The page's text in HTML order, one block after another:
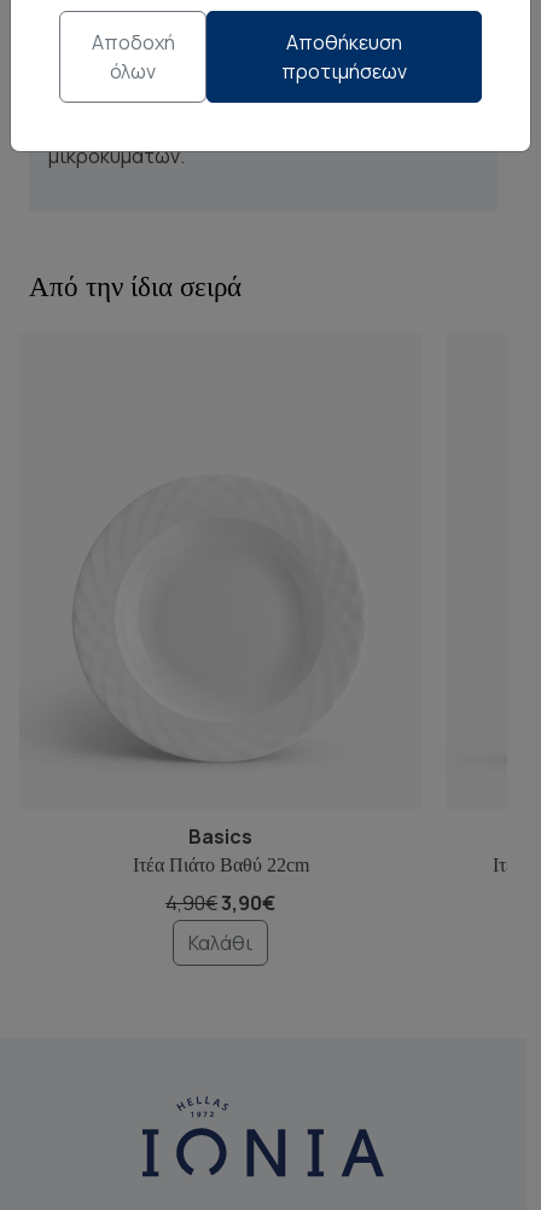
20 τεμαχιών.
Το σερβίτσιο Ιτέα είναι κατάλληλο για το
μικροκυμάτων.
Από την ίδια σειρά
Basics
Ιτέα Πιάτο Βαθύ 22cm
4,90€3,90€
Καλάθι
Ιτέα
Αποδοχή
όλων
Αποθήκευση
προτιμήσεων